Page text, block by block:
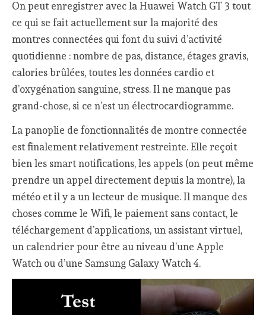
On peut enregistrer avec la Huawei Watch GT 3 tout
ce qui se fait actuellement sur la majorité des
montres connectées qui font du suivi d’activité
quotidienne : nombre de pas, distance, étages gravis,
calories brûlées, toutes les données cardio et
d’oxygénation sanguine, stress. Il ne manque pas
grand-chose, si ce n’est un électrocardiogramme.
La panoplie de fonctionnalités de montre connectée
est finalement relativement restreinte. Elle reçoit
bien les smart notifications, les appels (on peut même
prendre un appel directement depuis la montre), la
météo et il y a un lecteur de musique. Il manque des
choses comme le Wifi, le paiement sans contact, le
téléchargement d’applications, un assistant virtuel,
un calendrier pour être au niveau d’une Apple
Watch ou d’une Samsung Galaxy Watch 4.